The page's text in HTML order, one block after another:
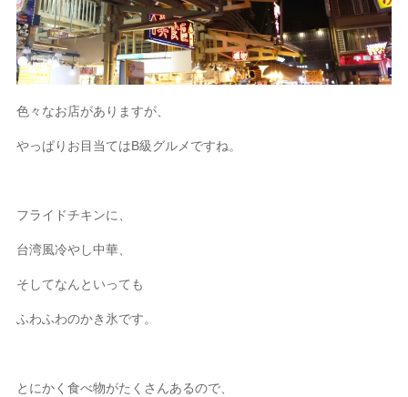
色々なお店がありますが、
やっぱりお目当てはB級グルメですね。
フライドチキンに、
台湾風冷やし中華、
そしてなんといっても
ふわふわのかき氷です。
とにかく食べ物がたくさんあるので、